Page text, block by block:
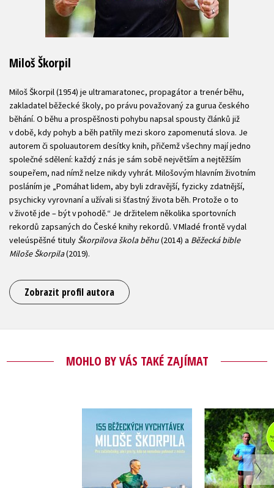
Miloš Škorpil
Miloš Škorpil (1954) je ultramaratonec, propagátor a trenér běhu,
zakladatel běžecké školy, po právu považovaný za gurua českého
běhání. O běhu a prospěšnosti pohybu napsal spousty článků již
v době, kdy pohyb a běh patřily mezi skoro zapomenutá slova. Je
autorem či spoluautorem desítky knih, přičemž všechny mají jedno
společné sdělení: každý z nás je sám sobě největším a nejtěžším
soupeřem, nad nímž nelze nikdy vyhrát. Milošovým hlavním životním
posláním je „Pomáhat lidem, aby byli zdravější, fyzicky zdatnější,
psychicky vyrovnaní a užívali si šťastný života běh. Protože o to
v životě jde – být v pohodě.“ Je držitelem několika sportovních
rekordů zapsaných do České knihy rekordů. V Mladé frontě vydal
veleúspěšné tituly Škorpilova škola běhu(2014) a Běžecká bible
Miloše Škorpila(2019).
Zobrazit profil autora
MOHLO BY VÁS TAKÉ ZAJÍMAT
155 běžeckých
vychytávek Miloše
Škorpila
Miloš Škorpil Miloš